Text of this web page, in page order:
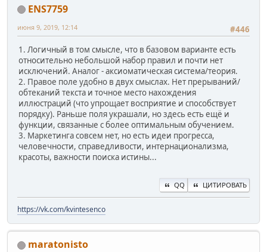
ENS7759
#446
июня 9, 2019, 12:14
1. Логичный в том смысле, что в базовом варианте есть
относительно небольшой набор правил и почти нет
исключений. Аналог - аксиоматическая система/теория.
2. Правое поле удобно в двух смыслах. Нет прерываний/
обтеканий текста и точное место нахождения
иллюстраций (что упрощает восприятие и способствует
порядку). Раньше поля украшали, но здесь есть ещё и
функции, связанные с более оптимальным обучением.
3. Маркетинга совсем нет, но есть идеи прогресса,
человечности, справедливости, интернационализма,
красоты, важности поиска истины...
QQ ЦИТИРОВАТЬ
https://vk.com/kvintesenco
maratonisto